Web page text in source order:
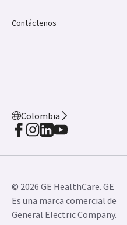
Contáctenos
Colombia
© 2026 GE HealthCare. GE
Es una marca comercial de
General Electric Company.